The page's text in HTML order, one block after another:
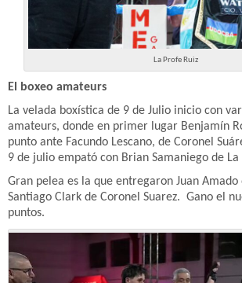
La Profe Ruiz
El boxeo amateurs
La velada boxística de 9 de Julio inicio con
amateurs, donde en primer lugar Benjamín
punto ante Facundo Lescano, de Coronel
9 de julio empató con Brian Samaniego de La
Gran pelea es la que entregaron Juan Amado
Santiago Clark de Coronel Suarez. Gano el
puntos.